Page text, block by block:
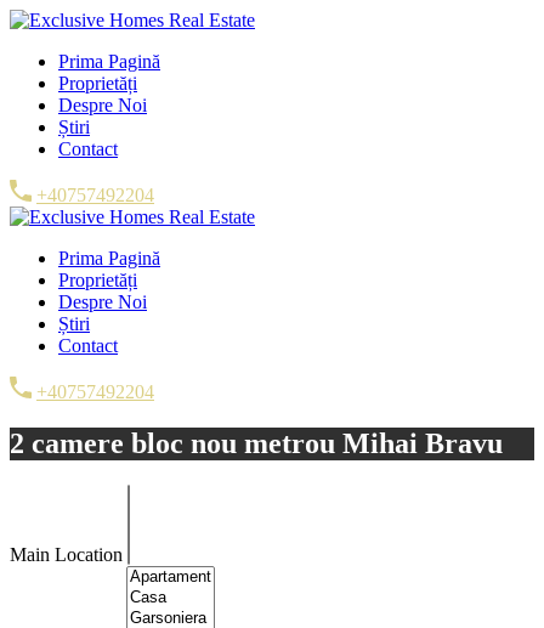
Prima Pagină
Proprietăți
Despre Noi
Știri
Contact
+40757492204
Prima Pagină
Proprietăți
Despre Noi
Știri
Contact
+40757492204
2 camere bloc nou metrou Mihai Bravu
Main Location